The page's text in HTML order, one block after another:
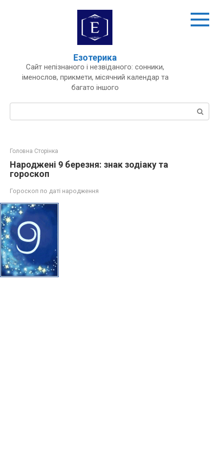
Езотерика
Сайт непізнаного і незвіданого: сонники,
іменослов, прикмети, місячний календар та
багато іншого
Пошук:
Головна Сторінка
Народжені 9 березня: знак зодіаку та
гороскоп
Гороскоп по даті народження